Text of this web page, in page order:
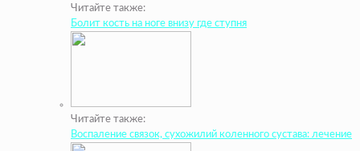
Читайте также:
Болит кость на ноге внизу где ступня
Читайте также:
Воспаление связок, сухожилий коленного сустава: лечение